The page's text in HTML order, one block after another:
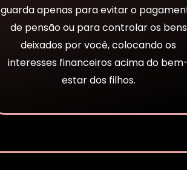
guarda apenas para evitar o
de pensão ou para controlar os bens
deixados por você, colocando os
interesses financeiros acima do
estar dos filhos.